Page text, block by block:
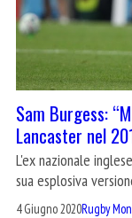
Sam Burgess:
Lancaster nel
L'ex nazionale
sua esplosiva
4 Giugno 2020Rugby